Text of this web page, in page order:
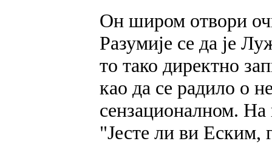
Он широм отвори
Разумије се да је
то тако директно
као да се радило о
сензационалном. На
"Јесте ли ви Еским,